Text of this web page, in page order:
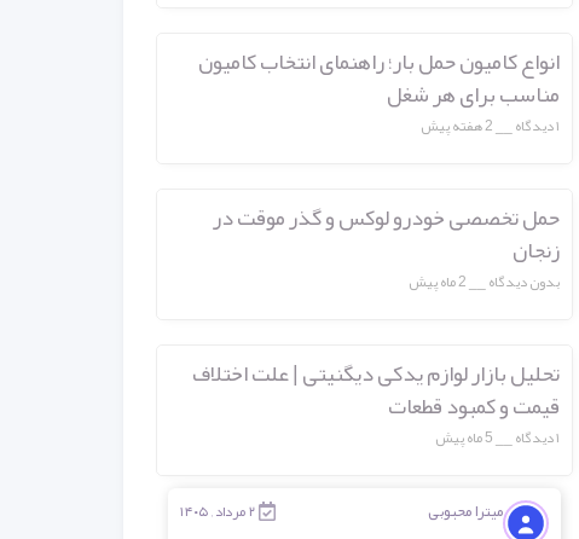
انواع کامیون حمل بار؛ راهنمای انتخاب کامیون
مناسب برای هر شغل
۱ دیدگاه
حمل تخصصی خودرو لوکس و گذر موقت در
زنجان
بدون دیدگاه
تحلیل بازار لوازم یدکی دیگنیتی | علت اختلاف
قیمت و کمبود قطعات
۱ دیدگاه
میترا محبوبی ۲ مرداد , ۱۴۰۵